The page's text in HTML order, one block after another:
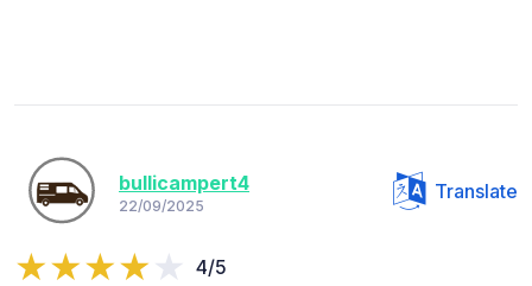
bullicampert4
22/09/2025
Translate
4/5